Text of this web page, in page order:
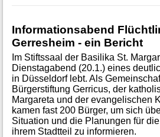
Informationsabend
Gerresheim - ein Bericht
Im Stiftssaal der Basilika St.
Dienstagabend (20.1.) eines
in Düsseldorf lebt. Als
Bürgerstiftung Gerricus, der
Margareta und der evangelischen
kamen fast 200 Bürger, um sich
Situation und die Planungen für
ihrem Stadtteil zu informieren.